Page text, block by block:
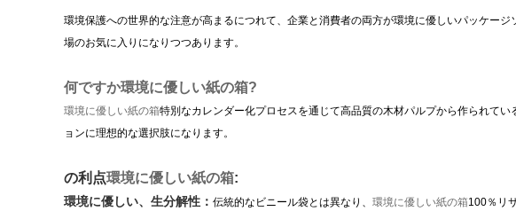
環境保護への世界的な注意が高まるにつれて、企業と消費者の両方が環境に優しいパッケージ
場のお気に入りになりつつあります。
何ですか環境に優しい紙の箱?
環境に優しい紙の箱特別なカレンダー化プロセスを通じて高品質の木材パルプから作られて
ョンに理想的な選択肢になります。
の利点環境に優しい紙の箱:
環境に優しい、生分解性： 伝統的なビニール袋とは異なり、 環境に優しい紙の箱100％リ